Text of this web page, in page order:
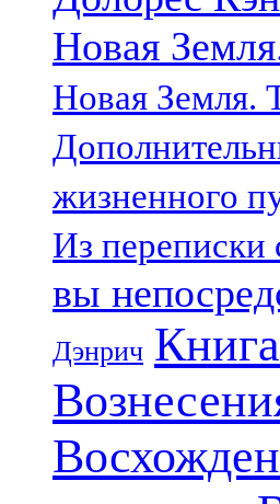
Новая
Новая Земля.
жизненного
Из
вы
Дэнрич